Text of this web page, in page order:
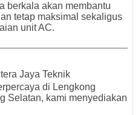
berkala akan membantu
tetap maksimal sekaligus
unit AC.
Jaya Teknik
di Lengkong
Selatan, kami menyediakan